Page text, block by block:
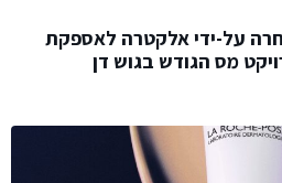
על-ידי אלקטרה לאספקת
מס הגודש בגוש דן